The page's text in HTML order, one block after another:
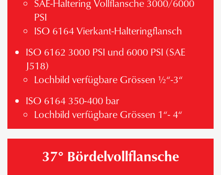
SAE-Haltering Vollflansche 3000/6000
PSI
ISO 6164 Vierkant-Halteringflansch
ISO 6162 3000 PSI und 6000 PSI (SAE
J518)
Lochbild verfügbare Grössen ½“-3“
ISO 6164 350-400 bar
Lochbild verfügbare Grössen 1“- 4“
37° Bördelvollflansche